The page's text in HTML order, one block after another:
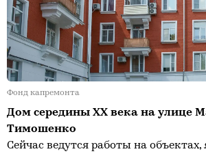
Фонд капремонта
Дом середины ХХ века на улице
Тимошенко
Сейчас ведутся работы на